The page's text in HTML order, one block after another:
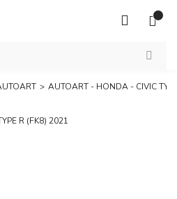
AUTOART - HONDA - CIVIC